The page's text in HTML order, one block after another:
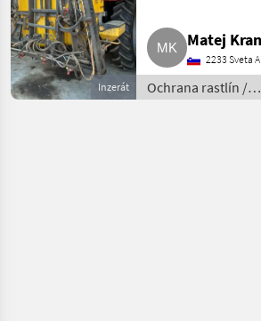
Inzerát
Matej
2233 Sveta
Ochrana rastlín /
Poľné